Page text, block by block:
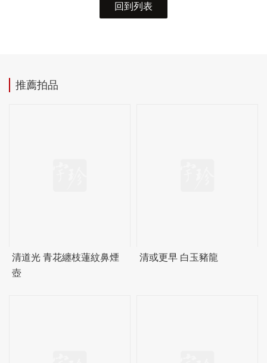
回到列表
推薦拍品
清道光 青花纏枝蓮紋鼻煙
壺
清或更早 白玉豬龍